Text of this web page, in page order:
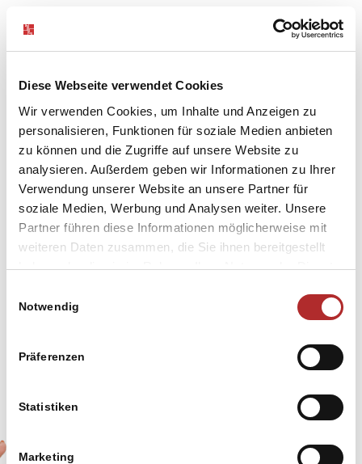
Diese Webseite verwendet Cookies
Wir verwenden Cookies, um Inhalte und Anzeigen zu
personalisieren, Funktionen für soziale Medien anbieten
zu können und die Zugriffe auf unsere Website zu
analysieren. Außerdem geben wir Informationen zu Ihrer
Verwendung unserer Website an unsere Partner für
soziale Medien, Werbung und Analysen weiter. Unsere
Partner führen diese Informationen möglicherweise mit
weiteren Daten zusammen, die Sie ihnen bereitgestellt
haben oder die sie im Rahmen Ihrer Nutzung der Dienste
Cookies, wenn Sie unsere Webseite weiterhin nutzen.
Notwendig
Präferenzen
Statistiken
Marketing
Webdesign